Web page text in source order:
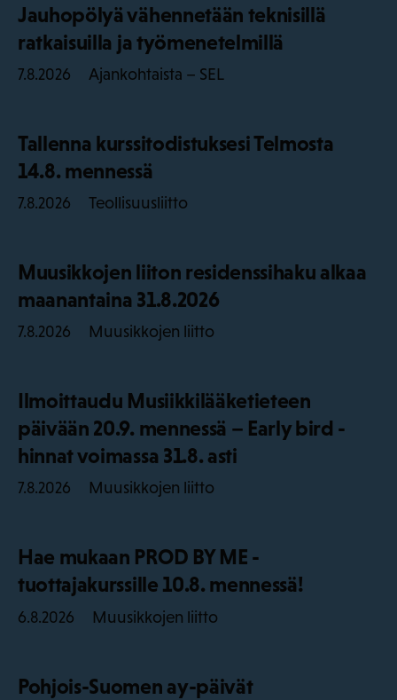
Jauhopölyä vähennetään teknisillä
ratkaisuilla ja työmenetelmillä
7.8.2026 Ajankohtaista – SEL
Tallenna kurssitodistuksesi Telmosta
14.8. mennessä
7.8.2026 Teollisuusliitto
Muusikkojen liiton residenssihaku alkaa
maanantaina 31.8.2026
7.8.2026 Muusikkojen liitto
Ilmoittaudu Musiikkilääketieteen
päivään 20.9. mennessä – Early bird -
hinnat voimassa 31.8. asti
7.8.2026 Muusikkojen liitto
Hae mukaan PROD BY ME -
tuottajakurssille 10.8. mennessä!
6.8.2026 Muusikkojen liitto
Pohjois-Suomen ay-päivät